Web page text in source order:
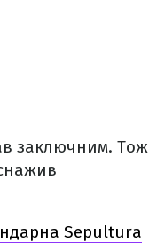
заключним. Тож
Sepultura